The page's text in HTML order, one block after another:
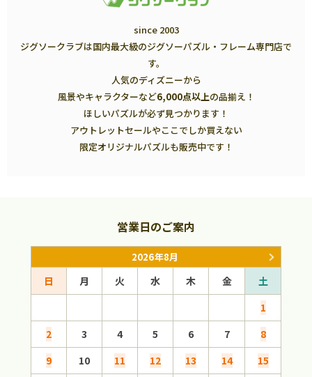
since 2003
ジグソークラブは国内最大級のジグソーパズル・フレーム専門店で
す。
人気のディズニーから
風景やキャラクターなど6,000点以上の品揃え！
ほしいパズルが必ず見つかります！
アウトレットセールやここでしか買えない
限定オリジナルパズルも販売中です！
営業日のご案内
2026年8月
日 月 火 水 木 金
土
1
2
3 4 5 6 7
8
9
10 11 12 13 14
15